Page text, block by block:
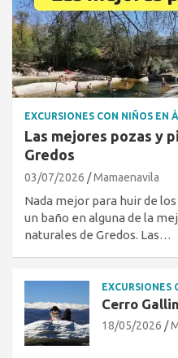
EXCURSIONES CON NIÑOS EN
Las mejores pozas y
Gredos
03/07/2026 Mamaenavila
Nada mejor para huir de
un baño en alguna de la
naturales de Gredos. Las…
EXCURSIONES
Cerro
18/05/2026